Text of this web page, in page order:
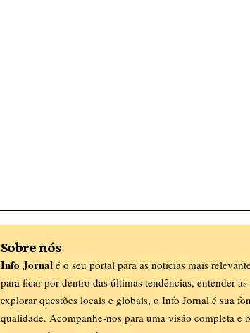
Sobre nós
Info Jornalé o seu portal para as notícias mais
para ficar por dentro das últimas tendências, entender
explorar questões locais e globais, o Info Jornal é sua
qualidade. Acompanhe-nos para uma visão completa e